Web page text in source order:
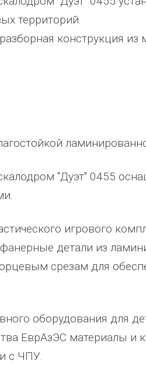
появилась детская
жителя, нет магазина,
случаю Дня
территорий.
конструкция из
"Дуэт" 0455
игрового
детали из
срезам для
оборудования для
ЕврАзЭС материалы и
с ЧПУ.